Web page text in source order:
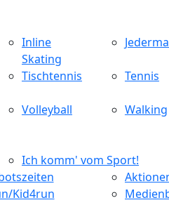
Inline
Skating
Tischtennis Tennis
Volleyball Walking
Ich komm' vom Sport!
Kid4run